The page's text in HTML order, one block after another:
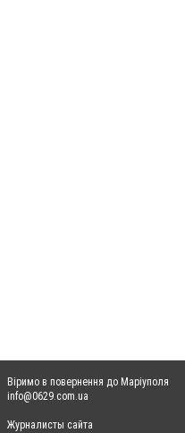
Віримо в повернення до Маріуполя
info@0629.com.ua
Журналисты сайта